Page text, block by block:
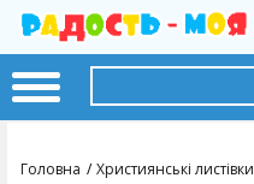
Головна Християнські листівки